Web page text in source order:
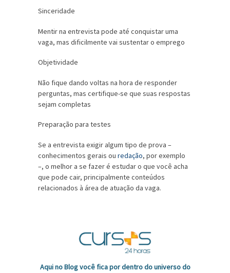
Sinceridade
Mentir na entrevista pode até conquistar uma
vaga, mas dificilmente vai sustentar o emprego
Objetividade
Não fique dando voltas na hora de responder
perguntas, mas certifique-se que suas respostas
sejam completas
Preparação para testes
Se a entrevista exigir algum tipo de prova –
conhecimentos gerais ou redação, por exemplo
–, o melhor a se fazer é estudar o que você acha
que pode cair, principalmente conteúdos
relacionados à área de atuação da vaga.
Aqui no Blog você fica por dentro do universo do